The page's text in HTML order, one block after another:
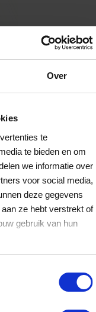
Over
te
te bieden en om
we informatie over
voor social media,
deze gegevens
ze hebt verstrekt of
gebruik van hun